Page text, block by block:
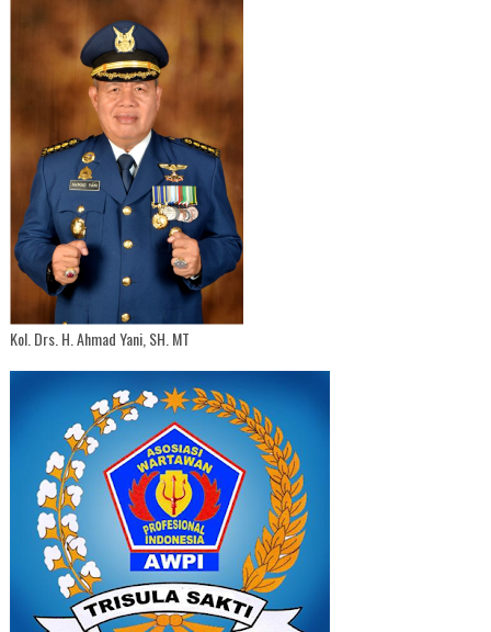
Kol. Drs. H. Ahmad Yani, SH. MT